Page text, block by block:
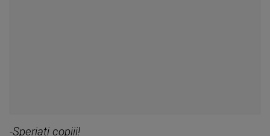
-Speriați copiii!